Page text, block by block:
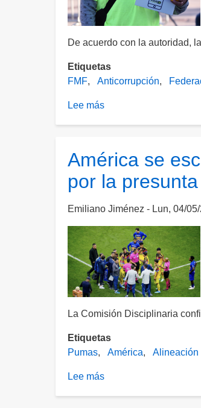
De acuerdo con la autoridad,
Etiquetas
FMF
Anticorrupción
Lee más
la
Federación
Mexicana
de
por
42.8
mdp;
incumple
reglas
en
de
datos
ID
América se
por la
Emiliano Jiménez Lun, 04/
La Comisión Disciplinaria
Etiquetas
Pumas
América Alineación
Lee más